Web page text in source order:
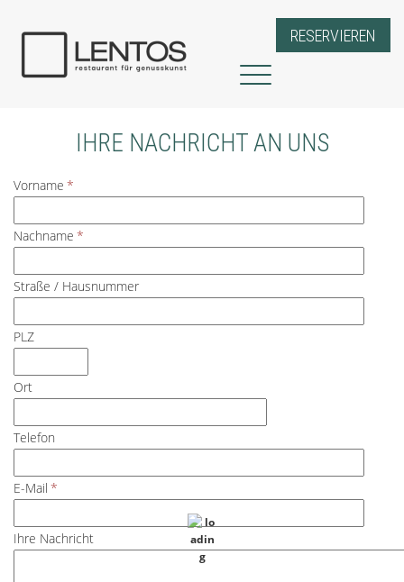
RESERVIEREN
Events & Catering
RESERVIEREN
IHRE NACHRICHT AN UNS
Vorname *
Nachname *
Straße / Hausnummer
PLZ
Ort
Telefon
E-Mail *
Ihre Nachricht